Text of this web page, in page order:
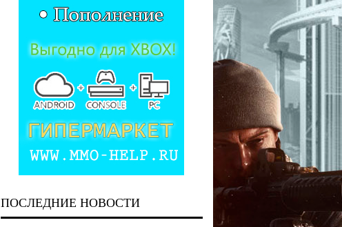
ПОСЛЕДНИЕ НОВОСТИ